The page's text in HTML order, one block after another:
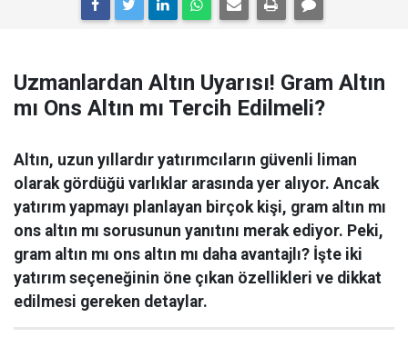
Uzmanlardan Altın Uyarısı! Gram Altın
mı Ons Altın mı Tercih Edilmeli?
Altın, uzun yıllardır yatırımcıların güvenli liman
olarak gördüğü varlıklar arasında yer alıyor. Ancak
yatırım yapmayı planlayan birçok kişi, gram altın mı
ons altın mı sorusunun yanıtını merak ediyor. Peki,
gram altın mı ons altın mı daha avantajlı? İşte iki
yatırım seçeneğinin öne çıkan özellikleri ve dikkat
edilmesi gereken detaylar.